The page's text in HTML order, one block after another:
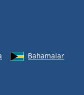
Bahamalar